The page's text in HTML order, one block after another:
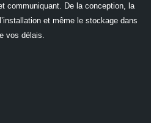
communiquant. De la conception, la
et même le stockage dans
vos délais.